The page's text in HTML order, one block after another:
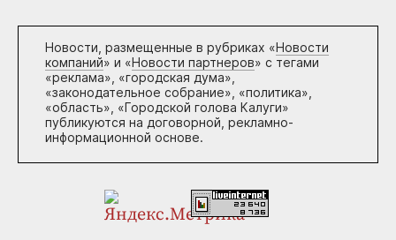
Новости, размещенные в рубриках «Новости
компаний» и «Новости партнеров» с тегами
«реклама», «городская дума»,
«законодательное собрание», «политика»,
«область», «Городской голова Калуги»
публикуются на договорной, рекламно-
информационной основе.